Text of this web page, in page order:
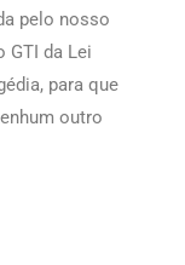
pelo nosso
GTI da Lei
para que
outro